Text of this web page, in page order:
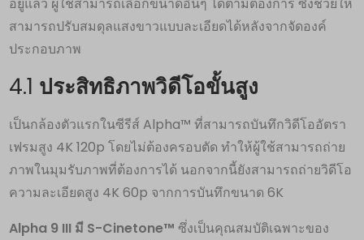
สามารถปรับสมดุลแสงขาวแบบละเอียดได้หลังจากจัดองค์
ประกอบภาพ
4.1 ประสิทธิภาพวิดีโอขั้นสูง
เป็นกล้องตัวแรกในซีรีส์ Alpha™ ที่สามารถบันทึกวิดีโออัตรา
เฟรมสูง 4K 120p โดยไม่ต้องครอบตัด ทำให้ผู้ใช้สามารถถ่าย
ภาพในมุมรับภาพที่ต้องการได้ นอกจากนี้ยังสามารถถ่ายวิดีโอ
ความละเอียดสูง 4K 60p จากการบันทึกขนาด 6K
Alpha 9 III มี S-Cinetone™ ซึ่งเป็นคุณสมบัติเฉพาะของ